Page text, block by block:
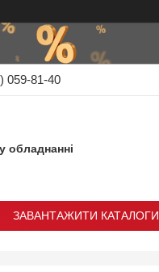
059-81-40
обладнанні
ЗАВАНТАЖИТИ КАТАЛОГИ